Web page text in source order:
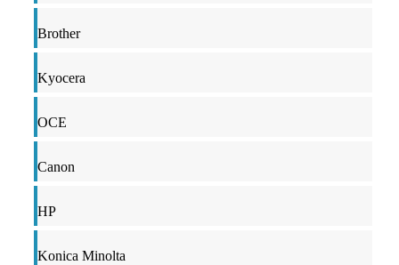
Brother
Kyocera
OCE
Canon
HP
Konica Minolta